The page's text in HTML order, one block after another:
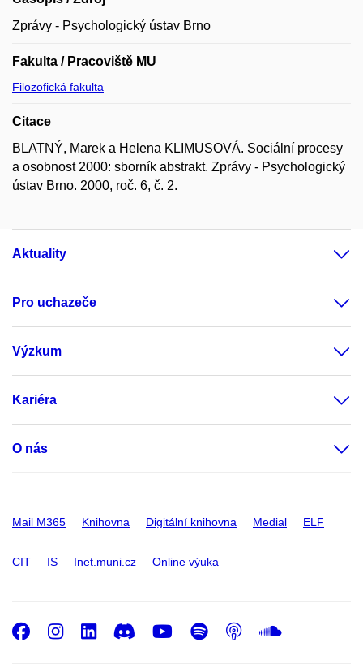
Zprávy - Psychologický ústav Brno
Fakulta / Pracoviště MU
Filozofická fakulta
Citace
BLATNÝ, Marek a Helena KLIMUSOVÁ. Sociální procesy
a osobnost 2000: sborník abstrakt. Zprávy - Psychologický
ústav Brno. 2000, roč. 6, č. 2.
Aktuality
Pro uchazeče
Výzkum
Kariéra
O nás
Mail M365 Knihovna Digitální knihovna Medial ELF
CIT IS Inet.muni.cz Online výuka
Facebook
Instagram
LinkedIn
DiscordYoutube
Spotify
Podcast